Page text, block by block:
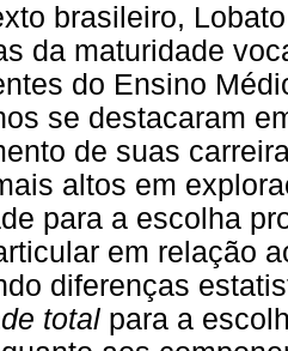
brasileiro,
da maturidade
do Ensino
se destacaram
de suas
altos em
para a escolha
em relação
diferenças
total para a